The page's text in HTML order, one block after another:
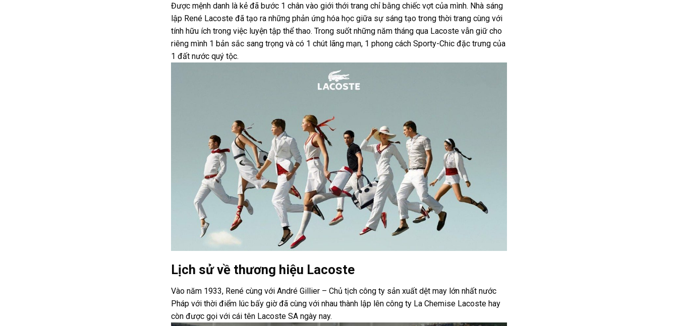
Được mệnh danh là kẻ đã bước 1 chân vào giới thới trang chỉ bằng chiếc vợt của mình. Nhà sáng
lập René Lacoste đã tạo ra những phản ứng hóa học giữa sự sáng tạo trong thời trang cùng với
tính hữu ích trong việc luyện tập thể thao. Trong suốt những năm tháng qua Lacoste vẫn giữ cho
riêng mình 1 bản sắc sang trọng và có 1 chút lãng mạn, 1 phong cách Sporty-Chic đặc trưng của
1 đất nước quý tộc.
Lịch sử về thương hiệu Lacoste
Vào năm 1933, René cùng với André Gillier – Chủ tịch công ty sản xuất dệt may lớn nhất nước
Pháp với thời điểm lúc bấy giờ đã cùng với nhau thành lập lên công ty La Chemise Lacoste hay
còn được gọi với cái tên Lacoste SA ngày nay.